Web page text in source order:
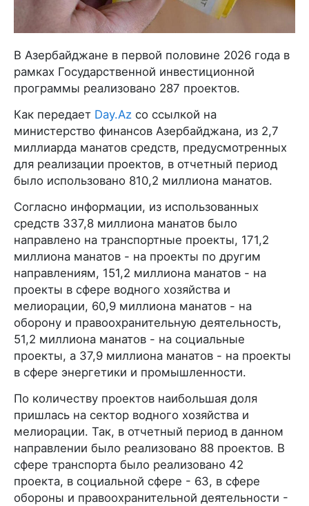
В Азербайджане в первой половине 2026 года в
рамках Государственной инвестиционной
программы реализовано 287 проектов.
Как передает Day.Az со ссылкой на
министерство финансов Азербайджана, из 2,7
миллиарда манатов средств, предусмотренных
для реализации проектов, в отчетный период
было использовано 810,2 миллиона манатов.
Согласно информации, из использованных
средств 337,8 миллиона манатов было
направлено на транспортные проекты, 171,2
миллиона манатов - на проекты по другим
направлениям, 151,2 миллиона манатов - на
проекты в сфере водного хозяйства и
мелиорации, 60,9 миллиона манатов - на
оборону и правоохранительную деятельность,
51,2 миллиона манатов - на социальные
проекты, а 37,9 миллиона манатов - на проекты
в сфере энергетики и промышленности.
По количеству проектов наибольшая доля
пришлась на сектор водного хозяйства и
мелиорации. Так, в отчетный период в данном
направлении было реализовано 88 проектов. В
сфере транспорта было реализовано 42
проекта, в социальной сфере - 63, в сфере
обороны и правоохранительной деятельности -